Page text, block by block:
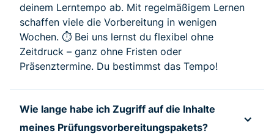
deinem Lerntempo ab. Mit regelmäßigem Lernen
schaffen viele die Vorbereitung in wenigen
Wochen. ⏱️ Bei uns lernst du flexibel ohne
Zeitdruck – ganz ohne Fristen oder
Präsenztermine. Du bestimmst das Tempo!
Wie lange habe ich Zugriff auf die Inhalte
meines Prüfungsvorbereitungspakets?